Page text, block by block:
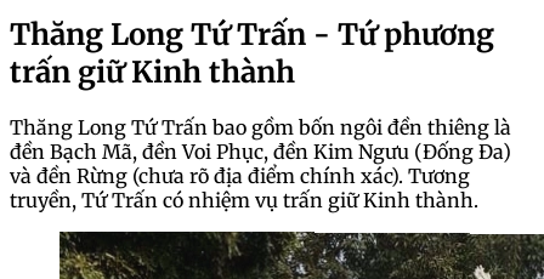
Thăng Long Tứ Trấn - Tứ phương
trấn giữ Kinh thành
Thăng Long Tứ Trấn bao gồm bốn ngôi đền thiêng là
đền Bạch Mã, đền Voi Phục, đền Kim Ngưu (Đống Đa)
và đền Rừng (chưa rõ địa điểm chính xác). Tương
truyền, Tứ Trấn có nhiệm vụ trấn giữ Kinh thành.